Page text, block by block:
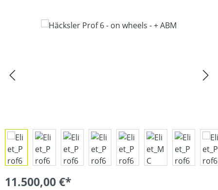
Bildergalerie überspringen
11.500,00 €*